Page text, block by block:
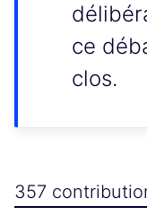
ce
clos.
357